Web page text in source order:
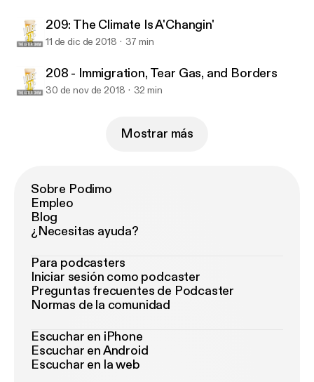
209: The Climate Is A'Changin'
11 de dic de 2018 37 min
208 - Immigration, Tear Gas, and Borders
30 de nov de 2018 32 min
Mostrar más
Sobre Podimo
Empleo
Blog
¿Necesitas ayuda?
Para podcasters
Iniciar sesión como podcaster
Preguntas frecuentes de Podcaster
Normas de la comunidad
Escuchar en iPhone
Escuchar en Android
Escuchar en la web